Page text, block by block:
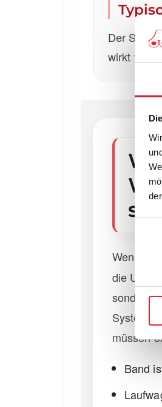
Der Stoff
wirkt
Wenn eine
die
sondern
System.
müssen
Band